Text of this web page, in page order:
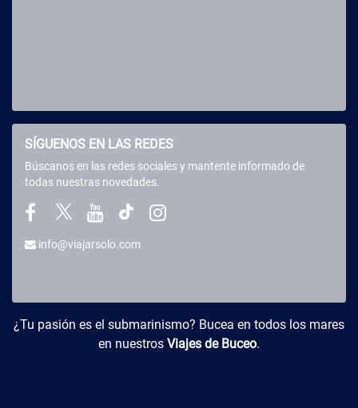
SÍGUENOS EN LAS REDES
Búscanos en las redes sociales y mantente informado de
todas nuestras novedades.
info@viajarsolo.com
Buceo y Viajes
¿Tu pasión es el submarinismo? Bucea en todos los mares
en nuestros Viajes de Buceo.